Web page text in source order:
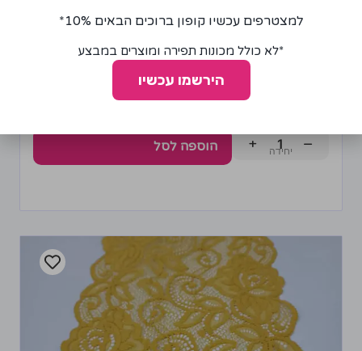
פס טול פוקסיה רוחב 15 ס"מ
−
+ הוספה לסל
למצטרפים עכשיו קופון ברוכים הבאים 10%*
*לא כולל מכונות תפירה ומוצרים במבצע
הירשמו עכשיו